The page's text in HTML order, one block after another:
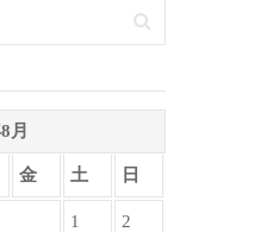
月
金 土 日
1 2